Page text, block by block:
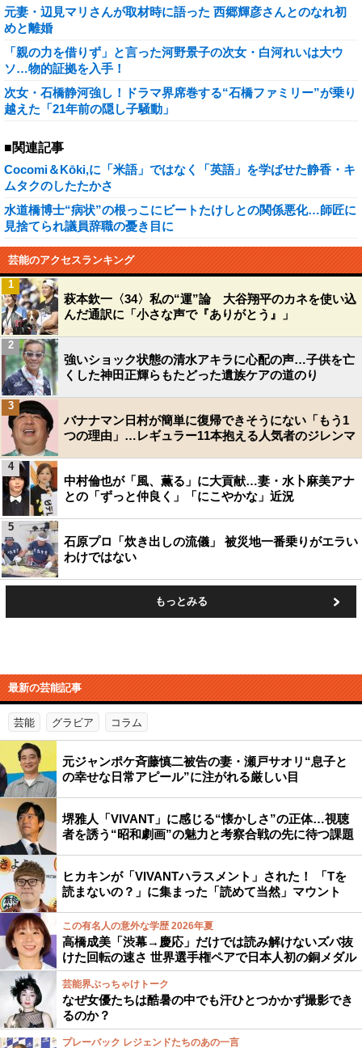
元妻・辺見マリさんが取材時に語った 西郷輝彦さんとのなれ初
めと離婚
「親の力を借りず」と言った河野景子の次女・白河れいは大ウ
ソ…物的証拠を入手！
次女・石橋静河強し！ドラマ界席巻する“石橋ファミリー”が乗り
越えた「21年前の隠し子騒動」
■関連記事
Cocomi＆Kōki,に「米語」ではなく「英語」を学ばせた静香・キ
ムタクのしたたかさ
水道橋博士“病状”の根っこにビートたけしとの関係悪化…師匠に
見捨てられ議員辞職の憂き目に
芸能のアクセスランキング
萩本欽一〈34〉私の“運”論 大谷翔平のカネを使い込
んだ通訳に「小さな声で『ありがとう』」
1
強いショック状態の清水アキラに心配の声…子供を亡
くした神田正輝らもたどった遺族ケアの道のり
2
バナナマン日村が簡単に復帰できそうにない「もう1
つの理由」…レギュラー11本抱える人気者のジレンマ
3
中村倫也が「風、薫る」に大貢献…妻・水卜麻美アナ
との「ずっと仲良く」「にこやかな」近況
4
石原プロ「炊き出しの流儀」 被災地一番乗りがエラい
わけではない
5
もっとみる
最新の芸能記事
芸能 グラビア コラム
元ジャンポケ斉藤慎二被告の妻・瀬戸サオリ“息子と
の幸せな日常アピール”に注がれる厳しい目
堺雅人「VIVANT」に感じる“懐かしさ”の正体…視聴
者を誘う“昭和劇画”の魅力と考察合戦の先に待つ課題
ヒカキンが「VIVANTハラスメント」された！ 「Tを
読まないの？」に集まった「読めて当然」マウント
この有名人の意外な学歴 2026年夏
高橋成美「渋幕→慶応」だけでは読み解けないズバ抜
けた回転の速さ 世界選手権ペアで日本人初の銅メダル
芸能界ぶっちゃけトーク
なぜ女優たちは酷暑の中でも汗ひとつかかず撮影でき
るのか？
プレーバック レジェンドたちのあの一言